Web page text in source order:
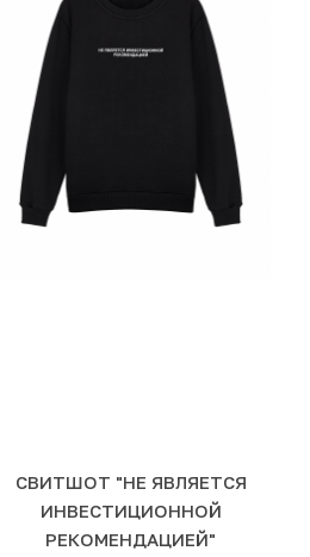
СВИТШОТ "НЕ ЯВЛЯЕТСЯ
ИНВЕСТИЦИОННОЙ
РЕКОМЕНДАЦИЕЙ"